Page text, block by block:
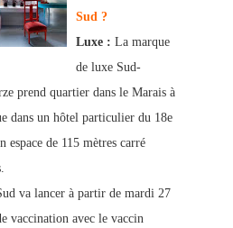
Sud ?
Luxe : La marque
de luxe Sud-
prend quartier dans le Marais à
dans un hôtel particulier du 18e
espace de 115 mètres carré
va lancer à partir de mardi 27
vaccination avec le vaccin